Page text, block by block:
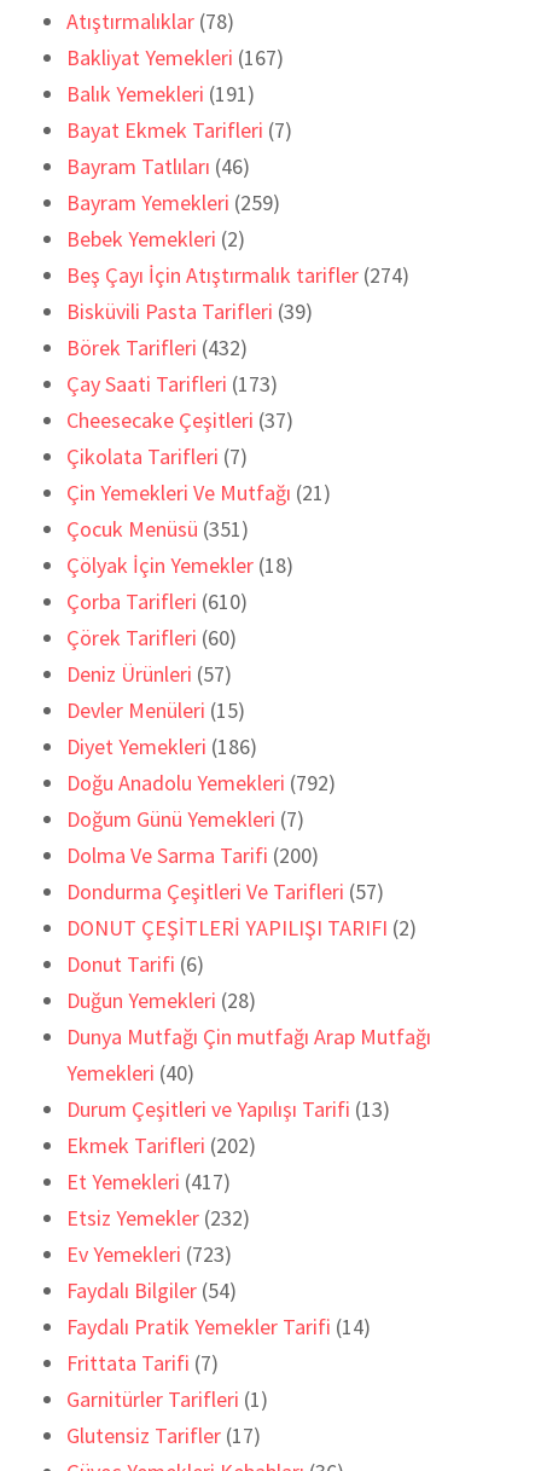
Atıştırmalıklar (78)
Bakliyat Yemekleri (167)
Balık Yemekleri (191)
Bayat Ekmek Tarifleri (7)
Bayram Tatlıları (46)
Bayram Yemekleri (259)
Bebek Yemekleri (2)
Beş Çayı İçin Atıştırmalık tarifler (274)
Bisküvili Pasta Tarifleri (39)
Börek Tarifleri (432)
Çay Saati Tarifleri (173)
Cheesecake Çeşitleri (37)
Çikolata Tarifleri (7)
Çin Yemekleri Ve Mutfağı (21)
Çocuk Menüsü (351)
Çölyak İçin Yemekler (18)
Çorba Tarifleri (610)
Çörek Tarifleri (60)
Deniz Ürünleri (57)
Devler Menüleri (15)
Diyet Yemekleri (186)
Doğu Anadolu Yemekleri (792)
Doğum Günü Yemekleri (7)
Dolma Ve Sarma Tarifi (200)
Dondurma Çeşitleri Ve Tarifleri (57)
DONUT ÇEŞİTLERİ YAPILIŞI TARIFI (2)
Donut Tarifi (6)
Duğun Yemekleri (28)
Dunya Mutfağı Çin mutfağı Arap Mutfağı
Yemekleri (40)
Durum Çeşitleri ve Yapılışı Tarifi (13)
Ekmek Tarifleri (202)
Et Yemekleri (417)
Etsiz Yemekler (232)
Ev Yemekleri (723)
Faydalı Bilgiler (54)
Faydalı Pratik Yemekler Tarifi (14)
Frittata Tarifi (7)
Garnitürler Tarifleri (1)
Glutensiz Tarifler (17)